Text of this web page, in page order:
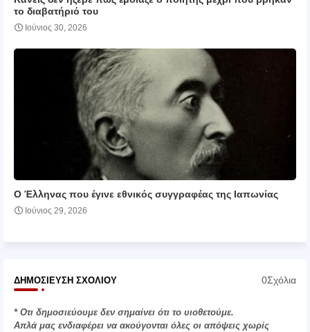
το διαβατήριό του
Ιούνιος 30, 2026
Ο Έλληνας που έγινε εθνικός συγγραφέας της Ιαπωνίας
Ιούνιος 29, 2026
ΔΗΜΟΣΊΕΥΣΗ ΣΧΟΛΊΟΥ 0Σχόλια
* Οτι δημοσιεύουμε δεν σημαίνει ότι το υιοθετούμε.
Απλά μας ενδιαφέρει να ακούγονται όλες οι απόψεις χωρίς